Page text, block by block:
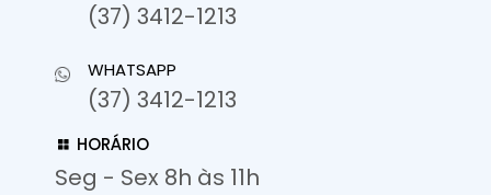
(37) 3412-1213
WHATSAPP
(37) 3412-1213
HORÁRIO
Seg - Sex 8h às 11h